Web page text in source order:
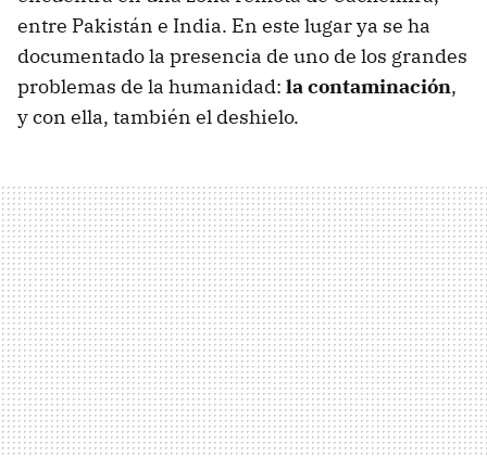
entre Pakistán e India. En este lugar ya se ha
documentado la presencia de uno de los grandes
problemas de la humanidad: la contaminación,
y con ella, también el deshielo.